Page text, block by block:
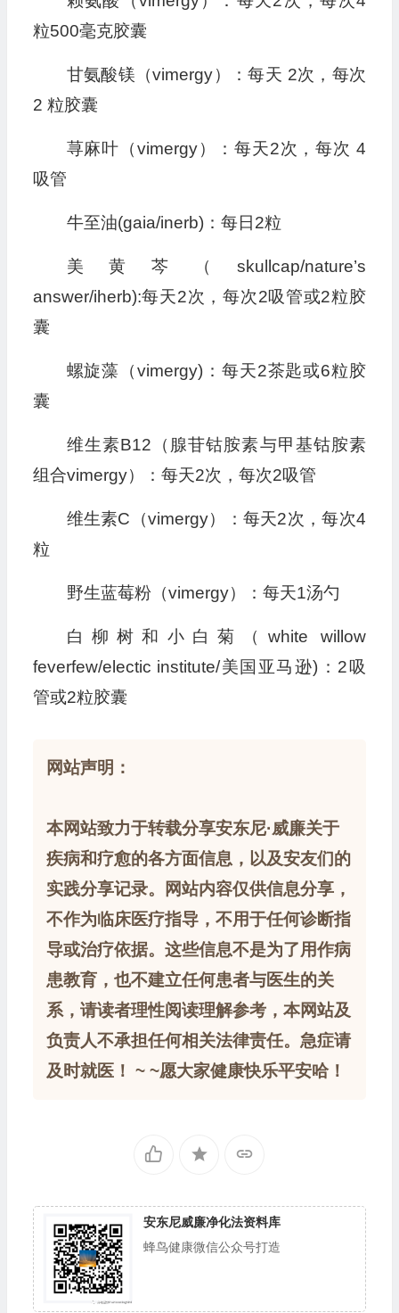
粒500毫克胶囊
甘氨酸镁（vimergy）：每天 2次，每次
2 粒胶囊
荨麻叶（vimergy）：每天2次，每次 4
吸管
牛至油(gaia/inerb)：每日2粒
美黄芩（skullcap/nature’s
answer/iherb):每天2次，每次2吸管或2粒胶
囊
螺旋藻（vimergy)：每天2茶匙或6粒胶
囊
维生素B12（腺苷钴胺素与甲基钴胺素
组合vimergy）：每天2次，每次2吸管
维生素C（vimergy）：每天2次，每次4
粒
野生蓝莓粉（vimergy）：每天1汤勺
白柳树和小白菊（white willow
feverfew/electic institute/美国亚马逊)：2吸
管或2粒胶囊
网站声明：
本网站致力于转载分享安东尼·威廉关于
疾病和疗愈的各方面信息，以及安友们的
实践分享记录。网站内容仅供信息分享，
不作为临床医疗指导，不用于任何诊断指
导或治疗依据。这些信息不是为了用作病
患教育，也不建立任何患者与医生的关
系，请读者理性阅读理解参考，本网站及
负责人不承担任何相关法律责任。急症请
及时就医！ ~ ~愿大家健康快乐平安哈！
安东尼威廉净化法资料库
蜂鸟健康微信公众号打造